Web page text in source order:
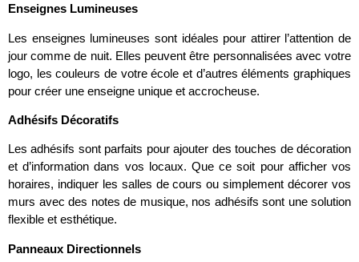
Enseignes Lumineuses
Les enseignes lumineuses sont idéales pour attirer l’attention de
jour comme de nuit. Elles peuvent être personnalisées avec votre
logo, les couleurs de votre école et d’autres éléments graphiques
pour créer une enseigne unique et accrocheuse.
Adhésifs Décoratifs
Les adhésifs sont parfaits pour ajouter des touches de décoration
et d’information dans vos locaux. Que ce soit pour afficher vos
horaires, indiquer les salles de cours ou simplement décorer vos
murs avec des notes de musique, nos adhésifs sont une solution
flexible et esthétique.
Panneaux Directionnels